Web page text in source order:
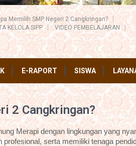
Memilih SMP Negeri 2 Cangkringan?
KELOLA SIPP
VIDEO PEMBELAJARAN
E-RAPORT SISWA
2 Cangkringan?
Merapi dengan lingkungan yang
serta memiliki tenaga